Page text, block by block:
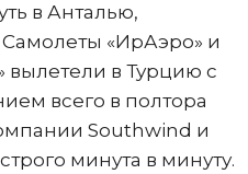
в Анталью,
«ИрАэро» и
вылетели в Турцию с
всего в полтора
Southwind и
минута в минуту.